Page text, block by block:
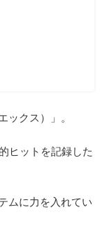
ックス）」。
ヒットを記録した
ムに力を入れてい